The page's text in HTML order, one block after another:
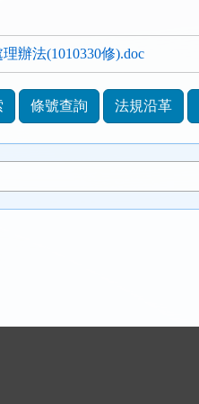
辦法(1010330修).doc
條號查詢 法規沿革